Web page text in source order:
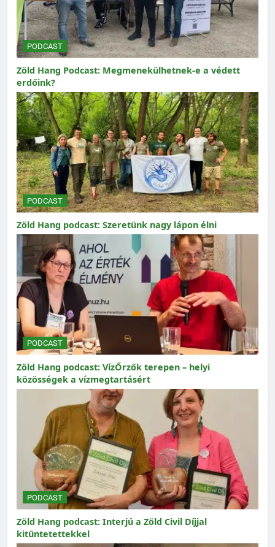
PODCAST
Zöld Hang Podcast: Megmenekülhetnek-e a védett
erdőink?
PODCAST
Zöld Hang podcast: Szeretünk nagy lápon élni
PODCAST
Zöld Hang podcast: VízŐrzők terepen – helyi
közösségek a vízmegtartásért
PODCAST
Zöld Hang podcast: Interjú a Zöld Civil Díjjal
kitüntetettekkel